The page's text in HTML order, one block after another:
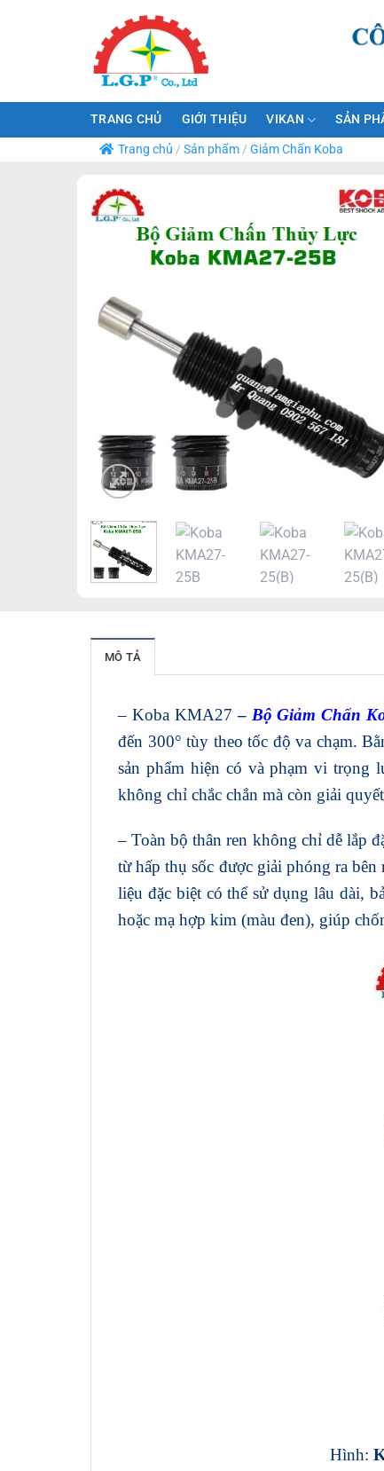
TRANG CHỦ GIỚI THIỆU VIKAN SẢN
Trang chủ / Sản phẩm/ Giảm Chấn Koba
MÔ TẢ
– Koba KMA27 – Bộ Giảm Chấn
đến 300° tùy theo tốc độ va chạm.
sản phẩm hiện có và phạm vi trọng
không chỉ chắc chắn mà còn giải
– Toàn bộ thân ren không chỉ dễ lắp
từ hấp thụ sốc được giải phóng ra
liệu đặc biệt có thể sử dụng lâu dài,
hoặc mạ hợp kim (màu đen), giúp
Hình: